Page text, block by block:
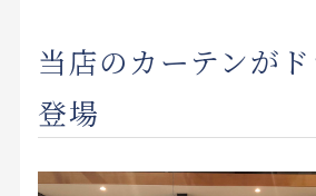
当店のカーテンが
登場